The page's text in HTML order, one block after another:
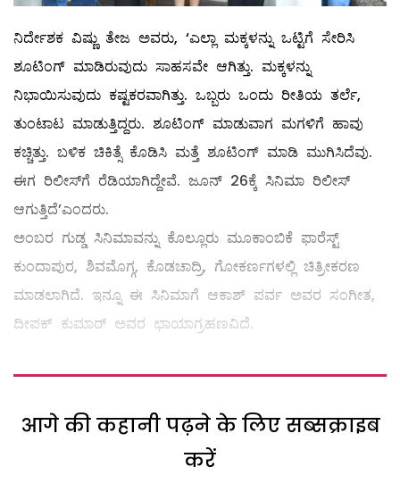
ನಿರ್ದೇಶಕ ವಿಷ್ಣು ತೇಜ ಅವರು, ‘ಎಲ್ಲಾ ಮಕ್ಕಳನ್ನು ಒಟ್ಟಿಗೆ ಸೇರಿಸಿ
ಶೂಟಿಂಗ್ ಮಾಡಿರುವುದು ಸಾಹಸವೇ ಆಗಿತ್ತು. ಮಕ್ಕಳನ್ನು
ನಿಭಾಯಿಸುವುದು ಕಷ್ಟಕರವಾಗಿತ್ತು. ಒಬ್ಬರು ಒಂದು ರೀತಿಯ ತರ್ಲೆ,
ತುಂಟಾಟ ಮಾಡುತ್ತಿದ್ದರು. ಶೂಟಿಂಗ್ ಮಾಡುವಾಗ ಮಗಳಿಗೆ ಹಾವು
ಕಚ್ಚಿತ್ತು. ಬಳಿಕ ಚಿಕಿತ್ಸೆ ಕೊಡಿಸಿ ಮತ್ತೆ ಶೂಟಿಂಗ್ ಮಾಡಿ ಮುಗಿಸಿದೆವು.
ಈಗ ರಿಲೀಸ್‌‌ಗೆ ರೆಡಿಯಾಗಿದ್ದೇವೆ. ಜೂನ್ 26ಕ್ಕೆ ಸಿನಿಮಾ ರಿಲೀಸ್
ಆಗುತ್ತಿದೆ’ಎಂದರು.
ಅಂಬರ ಗುಡ್ಡ ಸಿನಿಮಾವನ್ನು ಕೊಲ್ಲೂರು ಮೂಕಾಂಬಿಕೆ ಫಾರೆಸ್ಟ್
ಕುಂದಾಪುರ, ಶಿವಮೊಗ್ಗ, ಕೊಡಚಾದ್ರಿ, ಗೋಕರ್ಣಗಳಲ್ಲಿ ಚಿತ್ರೀಕರಣ
ಮಾಡಲಾಗಿದೆ. ಇನ್ನೂ ಈ ಸಿನಿಮಾಗೆ ಆಕಾಶ್ ಪರ್ವ ಅವರ ಸಂಗೀತ,
ದೀಪಕ್ ಕುಮಾರ್ ಅವರ ಛಾಯಾಗ್ರಹಣವಿದೆ.
आगे की कहानी पढ़ने के लिए सब्सक्राइब
करें